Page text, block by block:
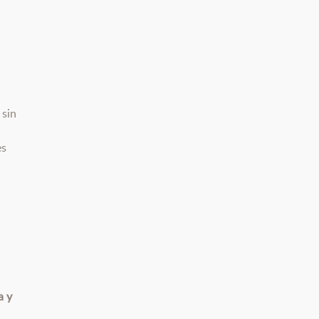
y